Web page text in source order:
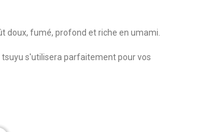
doux, fumé, profond et riche en umami.
s'utilisera parfaitement pour vos